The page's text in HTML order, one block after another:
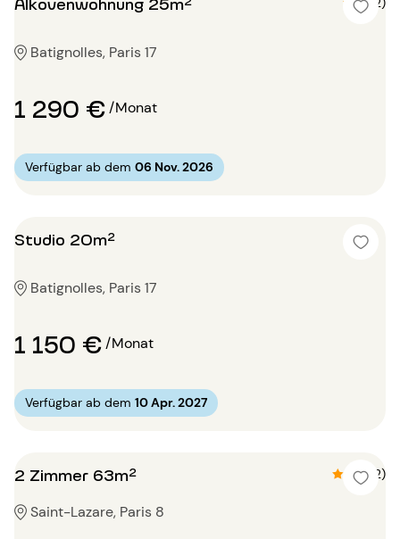
Batignolles, Paris 17
1 290 €/Monat
Verfügbar ab dem 06 Nov. 2026
Studio 20m²
Batignolles, Paris 17
1 150 €/Monat
Verfügbar ab dem 10 Apr. 2027
2 Zimmer 63m² 4.5 (2)
Saint-Lazare, Paris 8